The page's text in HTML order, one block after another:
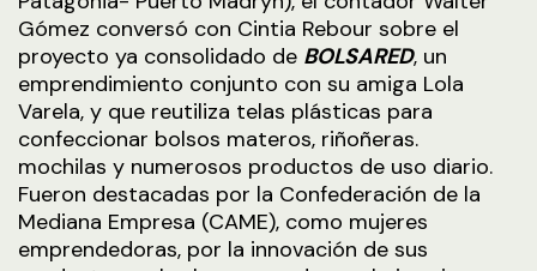
Gómez conversó con Cintia Rebour sobre el
proyecto ya consolidado de BOLSARED, un
emprendimiento conjunto con su amiga Lola
Varela, y que reutiliza telas plásticas para
confeccionar bolsos materos, riñoñeras.
mochilas y numerosos productos de uso diario.
Fueron destacadas por la Confederación de la
Mediana Empresa (CAME), como mujeres
emprendedoras, por la innovación de sus